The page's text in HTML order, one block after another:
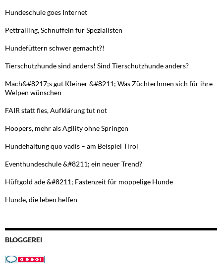
Hundeschule goes Internet
Pettrailing, Schnüffeln für Spezialisten
Hundefüttern schwer gemacht?!
Tierschutzhunde sind anders! Sind Tierschutzhunde anders?
Mach&#8217;s gut Kleiner &#8211; Was ZüchterInnen sich für ihre
Welpen wünschen
FAIR statt fies, Aufklärung tut not
Hoopers, mehr als Agility ohne Springen
Hundehaltung quo vadis – am Beispiel Tirol
Eventhundeschule &#8211; ein neuer Trend?
Hüftgold ade &#8211; Fastenzeit für moppelige Hunde
Hunde, die leben helfen
BLOGGEREI